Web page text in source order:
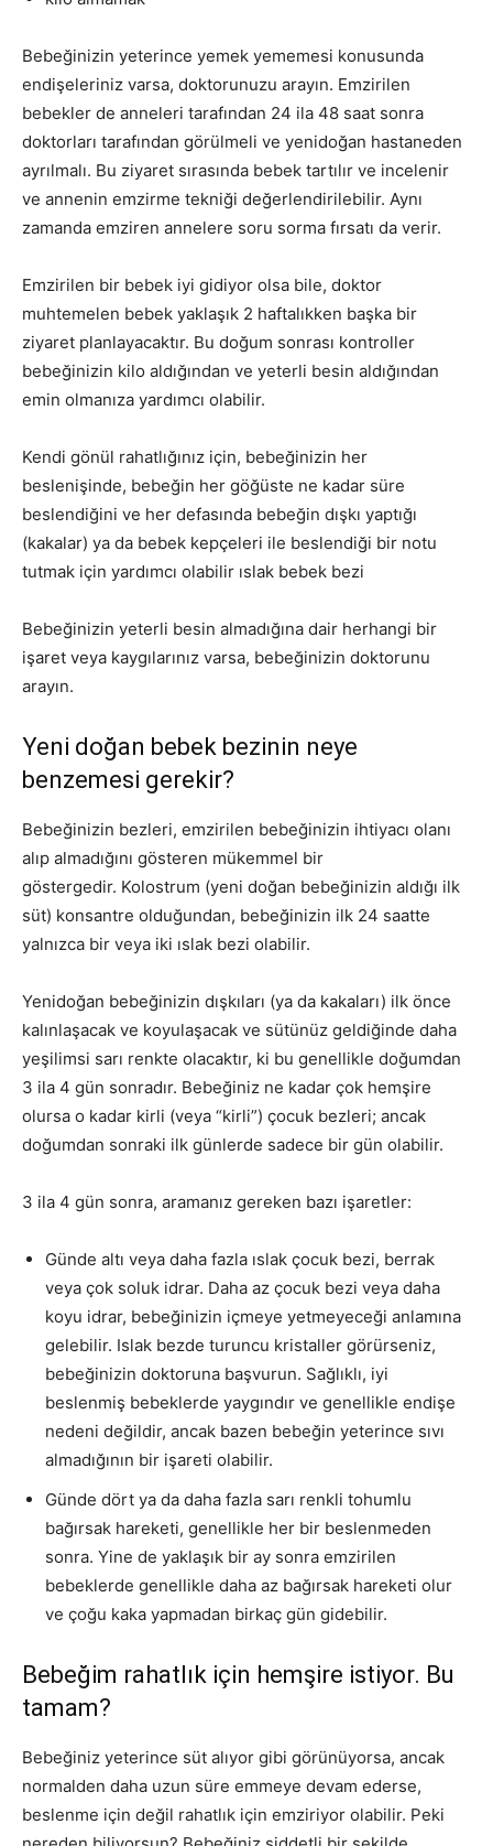
Bebeğinizin yeterince yemek yememesi konusunda
endişeleriniz varsa, doktorunuzu arayın. Emzirilen
bebekler de anneleri tarafından 24 ila 48 saat sonra
doktorları tarafından görülmeli ve yenidoğan hastaneden
ayrılmalı. Bu ziyaret sırasında bebek tartılır ve incelenir
ve annenin emzirme tekniği değerlendirilebilir. Aynı
zamanda emziren annelere soru sorma fırsatı da verir.
Emzirilen bir bebek iyi gidiyor olsa bile, doktor
muhtemelen bebek yaklaşık 2 haftalıkken başka bir
ziyaret planlayacaktır. Bu doğum sonrası kontroller
bebeğinizin kilo aldığından ve yeterli besin aldığından
emin olmanıza yardımcı olabilir.
Kendi gönül rahatlığınız için, bebeğinizin her
beslenişinde, bebeğin her göğüste ne kadar süre
beslendiğini ve her defasında bebeğin dışkı yaptığı
(kakalar) ya da bebek kepçeleri ile beslendiği bir notu
tutmak için yardımcı olabilir ıslak bebek bezi
Bebeğinizin yeterli besin almadığına dair herhangi bir
işaret veya kaygılarınız varsa, bebeğinizin doktorunu
arayın.
Yeni doğan bebek bezinin neye
benzemesi gerekir?
Bebeğinizin bezleri, emzirilen bebeğinizin ihtiyacı olanı
alıp almadığını gösteren mükemmel bir
göstergedir. Kolostrum (yeni doğan bebeğinizin aldığı ilk
süt) konsantre olduğundan, bebeğinizin ilk 24 saatte
yalnızca bir veya iki ıslak bezi olabilir.
Yenidoğan bebeğinizin dışkıları (ya da kakaları) ilk önce
kalınlaşacak ve koyulaşacak ve sütünüz geldiğinde daha
yeşilimsi sarı renkte olacaktır, ki bu genellikle doğumdan
3 ila 4 gün sonradır. Bebeğiniz ne kadar çok hemşire
olursa o kadar kirli (veya “kirli”) çocuk bezleri; ancak
doğumdan sonraki ilk günlerde sadece bir gün olabilir.
3 ila 4 gün sonra, aramanız gereken bazı işaretler:
Günde altı veya daha fazla ıslak çocuk bezi, berrak
veya çok soluk idrar. Daha az çocuk bezi veya daha
koyu idrar, bebeğinizin içmeye yetmeyeceği anlamına
gelebilir. Islak bezde turuncu kristaller görürseniz,
bebeğinizin doktoruna başvurun. Sağlıklı, iyi
beslenmiş bebeklerde yaygındır ve genellikle endişe
nedeni değildir, ancak bazen bebeğin yeterince sıvı
almadığının bir işareti olabilir.
Günde dört ya da daha fazla sarı renkli tohumlu
bağırsak hareketi, genellikle her bir beslenmeden
sonra. Yine de yaklaşık bir ay sonra emzirilen
bebeklerde genellikle daha az bağırsak hareketi olur
ve çoğu kaka yapmadan birkaç gün gidebilir.
Bebeğim rahatlık için hemşire istiyor. Bu
tamam?
Bebeğiniz yeterince süt alıyor gibi görünüyorsa, ancak
normalden daha uzun süre emmeye devam ederse,
beslenme için değil rahatlık için emziriyor olabilir. Peki